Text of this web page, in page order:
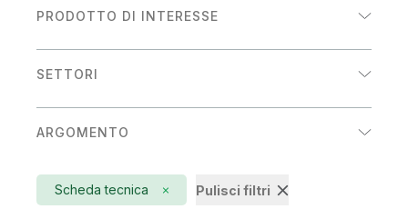
PRODOTTO DI INTERESSE
Analytics
SETTORI
Energia e servizi di pubblica utilità
Prodotti di consumo
Servizi finanziari
ARGOMENTO
Scheda tecnica Pulisci filtri